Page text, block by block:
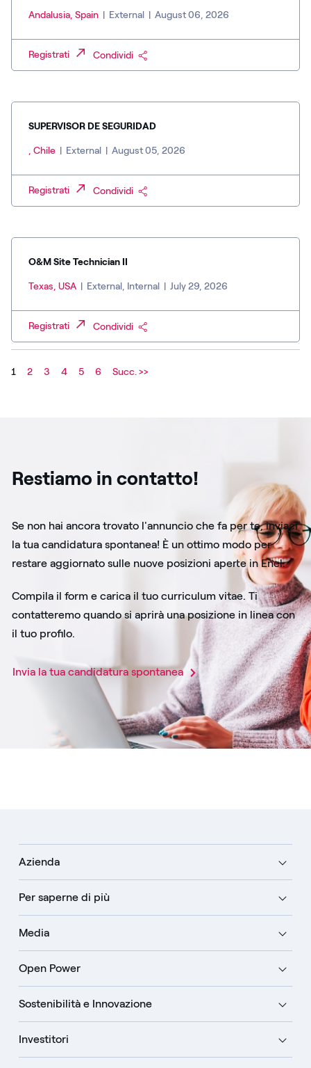
Andalusia, Spain | External | August 06, 2026
Registrati Condividi
SUPERVISOR DE SEGURIDAD
, Chile | External | August 05, 2026
Registrati Condividi
O&M Site Technician II
Texas, USA | External, Internal | July 29, 2026
Registrati Condividi
1 2 3 4 5 6 Succ. >>
Restiamo in contatto!
Se non hai ancora trovato l'annuncio che fa per te, inviaci
la tua candidatura spontanea! È un ottimo modo per
restare aggiornato sulle nuove posizioni aperte in Enel.
Compila il form e carica il tuo curriculum vitae. Ti
contatteremo quando si aprirà una posizione in linea con
il tuo profilo.
Invia la tua candidatura spontanea​
Azienda
Per saperne di più
Media
Open Power
Sostenibilità e Innovazione
Investitori